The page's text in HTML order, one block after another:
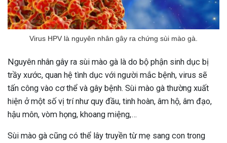
của chị em trở nên khô...
Virus HPV là nguyên nhân gây ra chứng sùi mào gà.
Nguyên nhân gây ra sùi mào gà là do bộ phận sinh dục bị
trầy xước, quan hệ tình dục với người mắc bệnh, virus sẽ
tấn công vào cơ thể và gây bệnh. Sùi mào gà thường xuất
hiện ở một số vị trí như quy đầu, tinh hoàn, âm hộ, âm đạo,
hậu môn, vòm họng, khoang miệng,…
Sùi mào gà cũng có thể lây truyền từ mẹ sang con trong